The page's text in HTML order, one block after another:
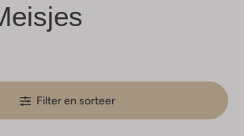
Filter en sorteer